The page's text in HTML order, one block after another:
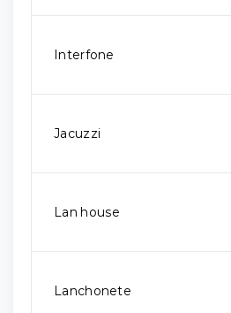
Interfone
Jacuzzi
Lan house
Lanchonete